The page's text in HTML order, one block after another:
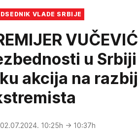
VLADE SRBIJE
u
akcija na
10:25h → 10:37h